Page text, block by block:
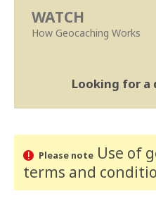
WATCH
How Geocaching Works
Looking for a
Please noteUse of
terms and